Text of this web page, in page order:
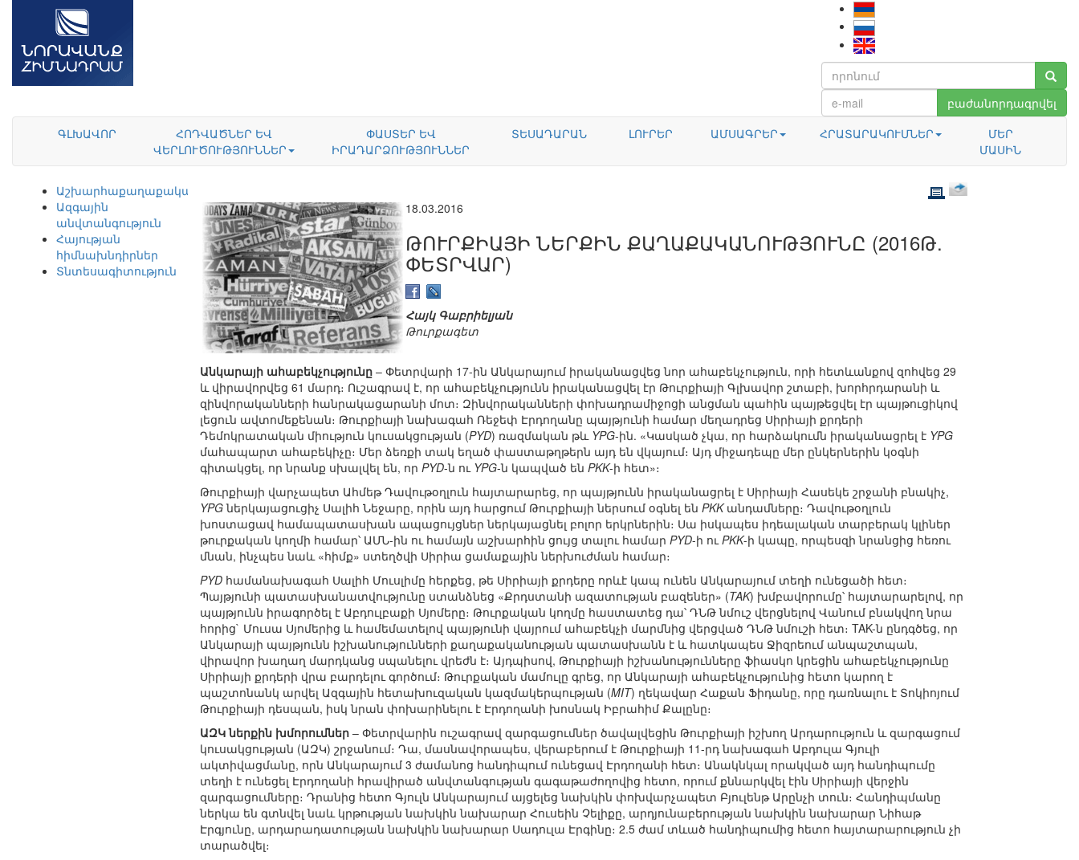
բաժանորդագրվել
ԳԼԽԱՎՈՐ
ՀՈԴՎԱԾՆԵՐ ԵՎ
ՎԵՐԼՈՒԾՈՒԹՅՈՒՆՆԵՐ
ՓԱՍՏԵՐ ԵՎ
ԻՐԱԴԱՐՁՈՒԹՅՈՒՆՆԵՐ
ՏԵՍԱԴԱՐԱՆ ԼՈՒՐԵՐ ԱՄՍԱԳՐԵՐ ՀՐԱՏԱՐԱԿՈՒՄՆԵՐ
ՄԵՐ
ՄԱՍԻՆ
Աշխարհաքաղաքականություն
Ազգային
անվտանգություն
Հայության
հիմնախնդիրներ
Տնտեսագիտություն
18.03.2016
ԹՈՒՐՔԻԱՅԻ ՆԵՐՔԻՆ ՔԱՂԱՔԱԿԱՆՈՒԹՅՈՒՆԸ (2016Թ.
ՓԵՏՐՎԱՐ)
Հայկ Գաբրիելյան
Թուրքագետ
Անկարայի ահաբեկչությունը – Փետրվարի 17-ին Անկարայում իրականացվեց նոր ահաբեկչություն, որի հետևանքով զոհվեց 29
և վիրավորվեց 61 մարդ։ Ուշագրավ է, որ ահաբեկչությունն իրականացվել էր Թուրքիայի Գլխավոր շտաբի, խորհրդարանի և
զինվորականների հանրակացարանի մոտ։ Զինվորականների փոխադրամիջոցի անցման պահին պայթեցվել էր պայթուցիկով
լեցուն ավտոմեքենան։ Թուրքիայի նախագահ Ռեջեփ Էրդողանը պայթյունի համար մեղադրեց Սիրիայի քրդերի
Դեմոկրատական միություն կուսակցության (PYD) ռազմական թև YPG-ին. «Կասկած չկա, որ հարձակումն իրականացրել է YPG
մահապարտ ահաբեկիչը։ Մեր ձեռքի տակ եղած փաստաթղթերն այդ են վկայում։ Այդ միջադեպը մեր ընկերներին կօգնի
գիտակցել, որ նրանք սխալվել են, որ PYD-ն ու YPG-ն կապված են PKK-ի հետ»։
Թուրքիայի վարչապետ Ահմեթ Դավութօղլուն հայտարարեց, որ պայթյունն իրականացրել է Սիրիայի Հասեկե շրջանի բնակիչ,
YPGներկայացուցիչ Սալիհ Նեջարը, որին այդ հարցում Թուրքիայի ներսում օգնել են PKKանդամները։ Դավութօղլուն
խոստացավ համապատասխան ապացույցներ ներկայացնել բոլոր երկրներին։ Սա իսկապես իդեալական տարբերակ կլիներ
թուրքական կողմի համար՝ ԱՄՆ-ին ու համայն աշխարհին ցույց տալու համար PYD-ի ուPKK-ի կապը, որպեսզի նրանցից հեռու
մնան, ինչպես նաև «հիմք» ստեղծվի Սիրիա ցամաքային ներխուժման համար։
PYD համանախագահ Սալիհ Մուսլիմը հերքեց, թե Սիրիայի քրդերը որևէ կապ ունեն Անկարայում տեղի ունեցածի հետ։
Պայթյունի պատասխանատվությունը ստանձնեց «Քրդստանի ազատության բազեներ» (TAK) խմբավորումը՝ հայտարարելով, որ
պայթյունն իրագործել է Աբդուլբաքի Սյոմերը։ Թուրքական կողմը հաստատեց դա՝ ԴՆԹ նմուշ վերցնելով Վանում բնակվող նրա
հորից` Մուսա Սյոմերից և համեմատելով պայթյունի վայրում ահաբեկչի մարմնից վերցված ԴՆԹ նմուշի հետ։ TAK-ն ընդգծեց, որ
Անկարայի պայթյունն իշխանությունների քաղաքականության պատասխանն է և հատկապես Ջիզրեում անպաշտպան,
վիրավոր խաղաղ մարդկանց սպանելու վրեժն է։ Այդպիսով, Թուրքիայի իշխանությունները ֆիասկո կրեցին ահաբեկչությունը
Սիրիայի քրդերի վրա բարդելու գործում։ Թուրքական մամուլը գրեց, որ Անկարայի ահաբեկչությունից հետո կարող է
պաշտոնանկ արվել Ազգային հետախուզական կազմակերպության (MIT) ղեկավար Հաքան Ֆիդանը, որը դառնալու է Տոկիոյում
Թուրքիայի դեսպան, իսկ նրան փոխարինելու է Էրդողանի խոսնակ Իբրահիմ Քալընը։
ԱԶԿ ներքին խմորումներ – Փետրվարին ուշագրավ զարգացումներ ծավալվեցին Թուրքիայի իշխող Արդարություն և զարգացում
կուսակցության (ԱԶԿ) շրջանում։ Դա, մասնավորապես, վերաբերում է Թուրքիայի 11-րդ նախագահ Աբդուլա Գյուլի
ակտիվացմանը, որն Անկարայում 3 ժամանոց հանդիպում ունեցավ Էրդողանի հետ։ Անակնկալ որակված այդ հանդիպումը
տեղի է ունեցել Էրդողանի հրավիրած անվտանգության գագաթաժողովից հետո, որում քննարկվել էին Սիրիայի վերջին
զարգացումները։ Դրանից հետո Գյուլն Անկարայում այցելեց նախկին փոխվարչապետ Բյուլենթ Արընչի տուն։ Հանդիպմանը
ներկա են գտնվել նաև կրթության նախկին նախարար Հուսեին Չելիքը, արդյունաբերության նախկին նախարար Նիհաթ
Էրգյունը, արդարադատության նախկին նախարար Սադուլա Էրգինը։ 2.5 ժամ տևած հանդիպումից հետո հայտարարություն չի
տարածվել։